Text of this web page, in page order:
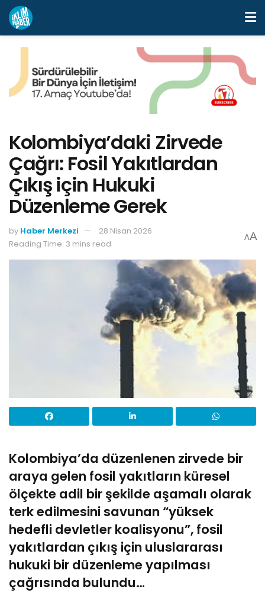
Kolombiya’daki Zirvede
Çağrı: Fosil Yakıtlardan
Çıkış için Hukuki
Düzenleme Gerek
by Haber Merkezi
28 Nisan 2026
Reading Time: 3 mins read
AA
Kolombiya’da düzenlenen zirvede bir
araya gelen fosil yakıtların küresel
ölçekte adil bir şekilde aşamalı olarak
terk edilmesini savunan “yüksek
hedefli devletler koalisyonu”, fosil
yakıtlardan çıkış için uluslararası
hukuki bir düzenleme yapılması
çağrısında bulundu…